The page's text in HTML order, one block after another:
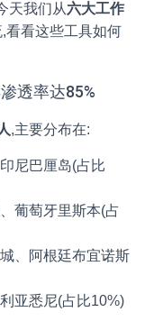
天我们从六大工作
看看这些工具如何
透率达85%
,主要分布在:
尼巴厘岛(占比
葡萄牙里斯本(占
、阿根廷布宜诺斯
亚悉尼(占比10%)